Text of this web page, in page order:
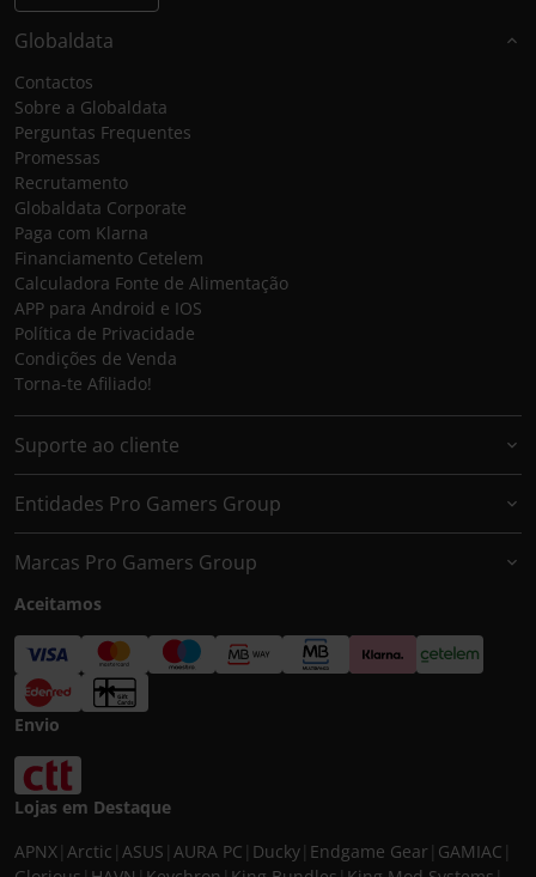
Globaldata
Contactos
Sobre a Globaldata
Perguntas Frequentes
Promessas
Recrutamento
Globaldata Corporate
Paga com Klarna
Financiamento Cetelem
Calculadora Fonte de Alimentação
APP para Android e IOS
Política de Privacidade
Condições de Venda
Torna-te Afiliado!
Suporte ao cliente
Entidades Pro Gamers Group
Marcas Pro Gamers Group
Aceitamos
Envio
Lojas em Destaque
APNX Arctic ASUS AURA PC Ducky Endgame Gear GAMIAC